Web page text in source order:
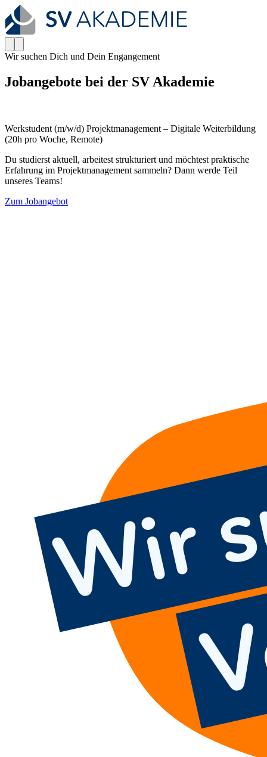
Wir suchen Dich und Dein Engangement
Jobangebote bei der SV Akademie
Werkstudent (m/w/d) Projektmanagement – Digitale Weiterbildung
(20h pro Woche, Remote)
Du studierst aktuell, arbeitest strukturiert und möchtest praktische
Erfahrung im Projektmanagement sammeln? Dann werde Teil
unseres Teams!
Zum Jobangebot